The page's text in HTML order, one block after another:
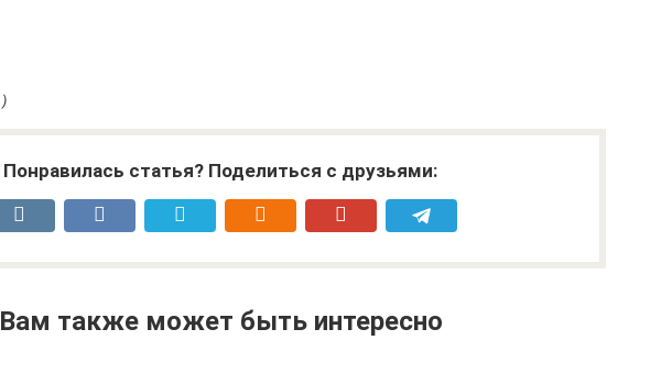
)
Понравилась статья? Поделиться с друзьями:
Вам также может быть интересно